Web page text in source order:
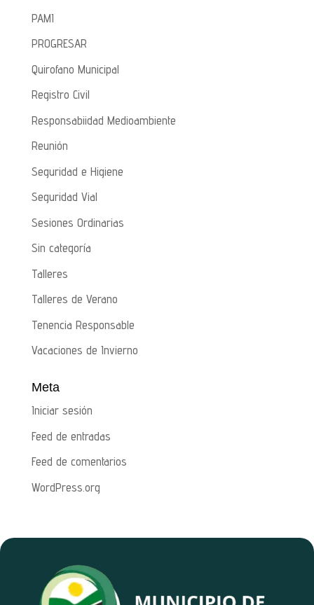
PAMI
PROGRESAR
Quirofano Municipal
Registro Civil
Responsabiidad Medioambiente
Reunión
Seguridad e Higiene
Seguridad Vial
Sesiones Ordinarias
Sin categoría
Talleres
Talleres de Verano
Tenencia Responsable
Vacaciones de Invierno
Meta
Iniciar sesión
Feed de entradas
Feed de comentarios
WordPress.org